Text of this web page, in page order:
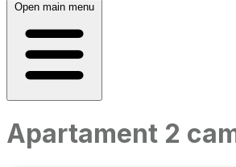
Open main menu
Apartament 2